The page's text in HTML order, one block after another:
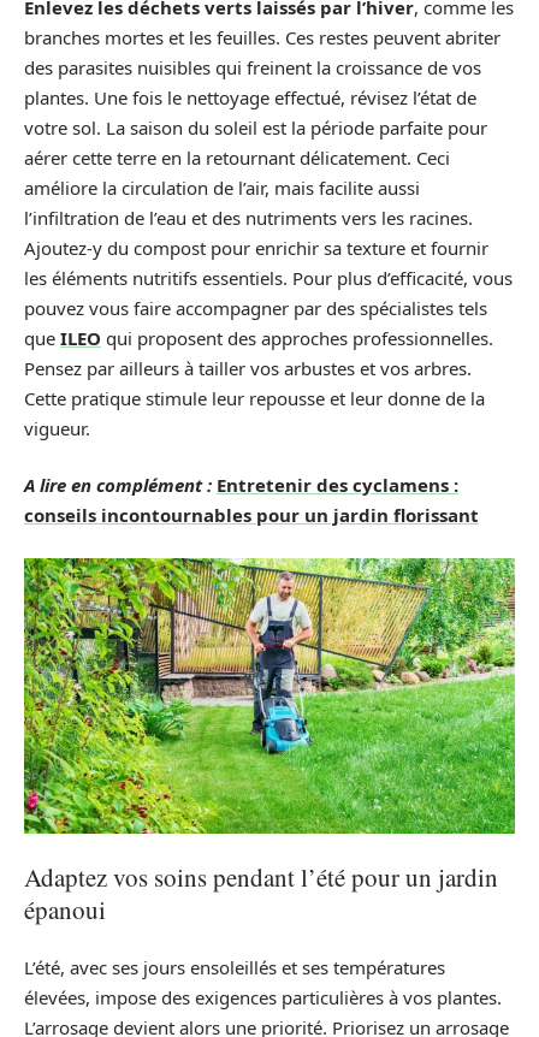
Enlevez les déchets verts laissés par l’hiver, comme les
branches mortes et les feuilles. Ces restes peuvent abriter
des parasites nuisibles qui freinent la croissance de vos
plantes. Une fois le nettoyage effectué, révisez l’état de
votre sol. La saison du soleil est la période parfaite pour
aérer cette terre en la retournant délicatement. Ceci
améliore la circulation de l’air, mais facilite aussi
l’infiltration de l’eau et des nutriments vers les racines.
Ajoutez-y du compost pour enrichir sa texture et fournir
les éléments nutritifs essentiels. Pour plus d’efficacité, vous
pouvez vous faire accompagner par des spécialistes tels
que ILEO qui proposent des approches professionnelles.
Pensez par ailleurs à tailler vos arbustes et vos arbres.
Cette pratique stimule leur repousse et leur donne de la
vigueur.
A lire en complément : Entretenir des cyclamens :
conseils incontournables pour un jardin florissant
Adaptez vos soins pendant l’été pour un jardin
épanoui
L’été, avec ses jours ensoleillés et ses températures
élevées, impose des exigences particulières à vos plantes.
L’arrosage devient alors une priorité. Priorisez un arrosage